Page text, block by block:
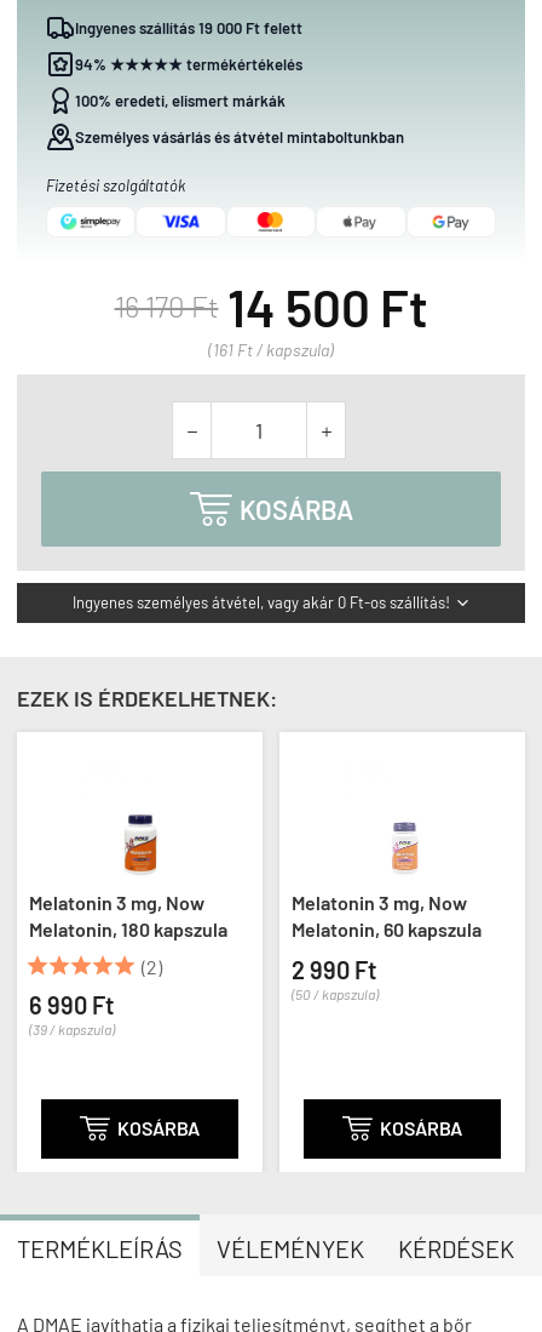
Ingyenes szállítás 19 000 Ft felett
94% ★★★★★ termékértékelés
100% eredeti, elismert márkák
Személyes vásárlás és átvétel mintaboltunkban
Fizetési szolgáltatók
16 170 Ft 14 500 Ft
(161 Ft / kapszula)
 
 KOSÁRBA
Ingyenes személyes átvétel, vagy akár 0 Ft-os szállítás! 
EZEK IS ÉRDEKELHETNEK:
Melatonin 3 mg, Now
Melatonin, 180 kapszula
 (2)
6 990 Ft
(39 / kapszula)
 KOSÁRBA
Melatonin 3 mg, Now
Melatonin, 60 kapszula
2 990 Ft
(50 / kapszula)
 KOSÁRBA
TERMÉKLEÍRÁS VÉLEMÉNYEK KÉRDÉSEK
A DMAE javíthatja a fizikai teljesítményt, segíthet a bőr